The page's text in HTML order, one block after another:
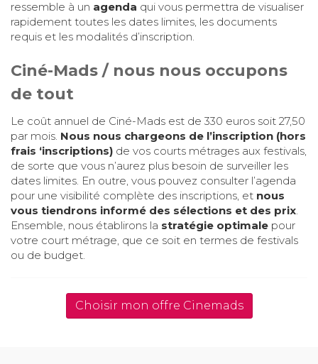
ressemble à un agenda qui vous permettra de visualiser
rapidement toutes les dates limites, les documents
requis et les modalités d’inscription.
Ciné-Mads / nous nous occupons
de tout
Le coût annuel de Ciné-Mads est de 330 euros soit 27,50
par mois. Nous nous chargeons de l’inscription (hors
frais ‘inscriptions) de vos courts métrages aux festivals,
de sorte que vous n’aurez plus besoin de surveiller les
dates limites. En outre, vous pouvez consulter l’agenda
pour une visibilité complète des inscriptions, et nous
vous tiendrons informé des sélections et des prix.
Ensemble, nous établirons la stratégie optimale pour
votre court métrage, que ce soit en termes de festivals
ou de budget.
Choisir mon offre Cinemads